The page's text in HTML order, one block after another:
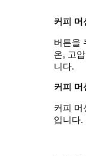
커피 머
버튼을
온, 고
니다.
커피 머
커피 머
입니다.